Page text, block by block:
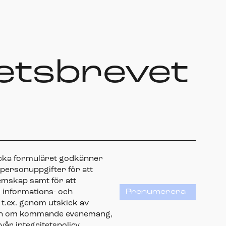
formuläret godkänner
för att
samt för att
informations- och
genom utskick av
kommande evenemang,
Prenumerera